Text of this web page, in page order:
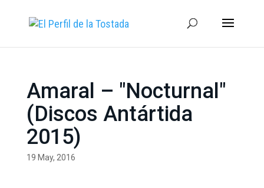
Amaral – "Nocturnal"
(Discos Antártida
2015)
19 May, 2016